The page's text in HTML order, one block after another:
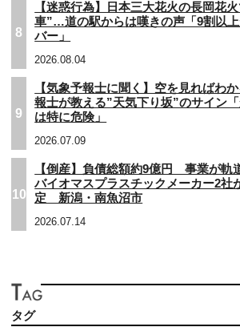
8
【迷惑行為】日本三大花火の長岡花
車”…道の駅からは嘆きの声「9割以
バー」
2026.08.04
9
【気象予報士に聞く】空を見ればわ
報士が教える”天気下り坂”のサイン
は特に危険」
2026.07.09
10
【倒産】負債総額約9億円 事業が軌
バイオマスプラスチックメーカー2社
定 新潟・南魚沼市
2026.07.14
タグ